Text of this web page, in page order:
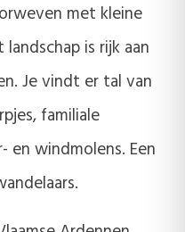
met kleine
is rijk aan
Je vindt er tal van
familiale
en windmolens. Een